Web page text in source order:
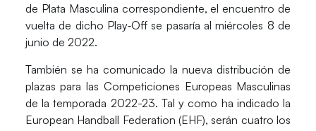
de Plata Masculina correspondiente, el encuentro de
vuelta de dicho Play‐Off se pasaría al miércoles 8 de
junio de 2022.
También se ha comunicado la nueva distribución de
plazas para las Competiciones Europeas Masculinas
de la temporada 2022-23. Tal y como ha indicado la
European Handball Federation (EHF), serán cuatro los